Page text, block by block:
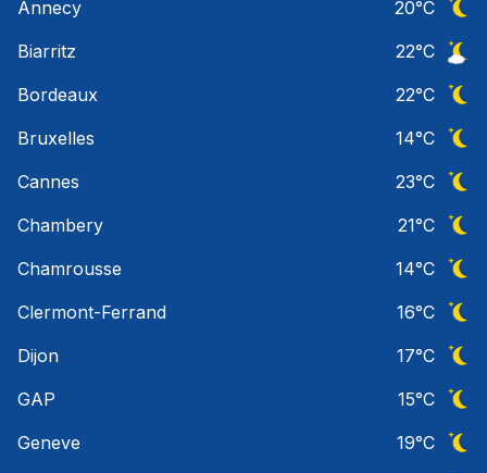
Annecy
20°C
Biarritz
22°C
Bordeaux
22°C
Bruxelles
14°C
Cannes
23°C
Chambery
21°C
Chamrousse
14°C
Clermont-Ferrand
16°C
Dijon
17°C
GAP
15°C
Geneve
19°C